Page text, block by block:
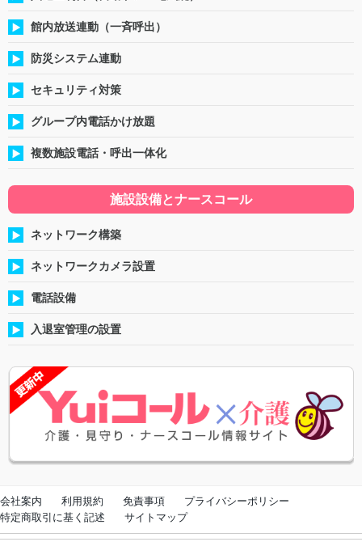
館内放送連動（一斉呼出）
防災システム連動
セキュリティ対策
グループ内電話かけ放題
複数施設電話・呼出一体化
施設設備とナースコール
ネットワーク構築
ネットワークカメラ設置
電話設備
入退室管理の設置
会社案内 利用規約 免責事項
プライバシーポリシー
特定商取引に基く記述
サイトマップ